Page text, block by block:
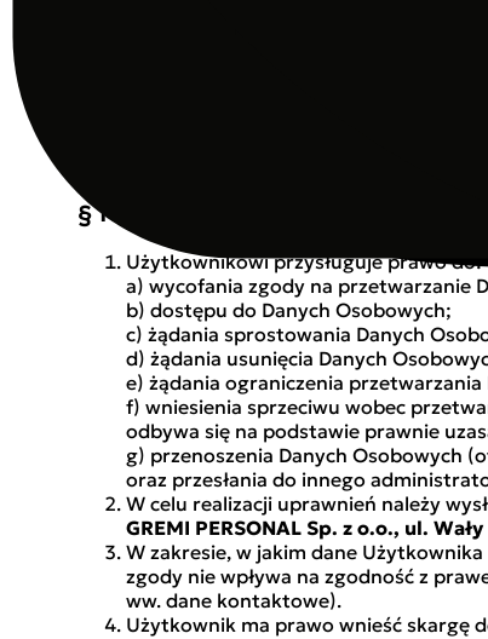
§ 10. Prawa i obowiązki Użytkownika
Użytkownikowi przysługuje prawo do:
a) wycofania zgody na przetwarzanie
b) dostępu do Danych Osobowych;
c) żądania sprostowania Danych
d) żądania usunięcia Danych
e) żądania ograniczenia
f) wniesienia sprzeciwu wobec
odbywa się na podstawie prawnie
g) przenoszenia Danych Osobowych
oraz przesłania do innego
W celu realizacji uprawnień należy
GREMI PERSONAL Sp. z o.o., ul.
W zakresie, w jakim dane
zgody nie wpływa na zgodność z
ww. dane kontaktowe).
Użytkownik ma prawo wnieść skargę